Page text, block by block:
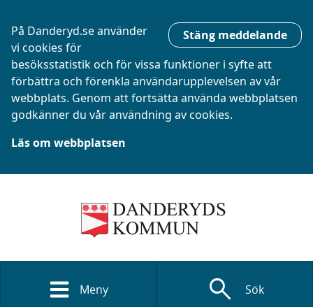
Stäng meddelande
På Danderyd.se använder
vi cookies för
besöksstatistik och för vissa funktioner i syfte att
förbättra och förenkla användarupplevelsen av vår
webbplats. Genom att fortsätta använda webbplatsen
godkänner du vår användning av cookies.
Läs om webbplatsen
Meny search Sök